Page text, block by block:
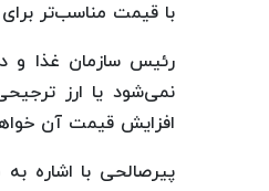
با قیمت مناسب‌تر برای
رئیس سازمان غذا و
نمی‌شود یا ارز
افزایش قیمت آن
پیرصالحی با اشاره